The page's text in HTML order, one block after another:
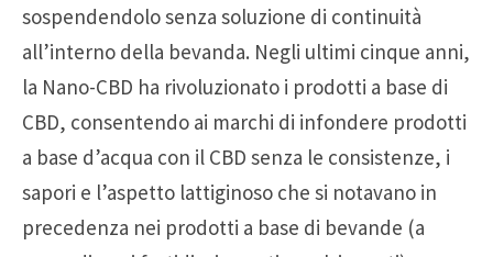
sospendendolo senza soluzione di continuità
all’interno della bevanda. Negli ultimi cinque anni,
la Nano-CBD ha rivoluzionato i prodotti a base di
CBD, consentendo ai marchi di infondere prodotti
a base d’acqua con il CBD senza le consistenze, i
sapori e l’aspetto lattiginoso che si notavano in
precedenza nei prodotti a base di bevande (a